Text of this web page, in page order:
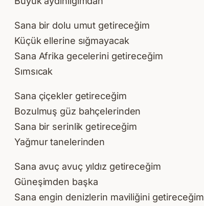
Sana bir dolu umut getireceğim
Küçük ellerine sığmayacak
Sana Afrika gecelerini getireceğim
Sımsıcak
Sana çiçekler getireceğim
Bozulmuş güz bahçelerinden
Sana bir serinlik getireceğim
Yağmur tanelerinden
Sana avuç avuç yıldız getireceğim
Güneşimden başka
Sana engin denizlerin maviliğini getireceğim